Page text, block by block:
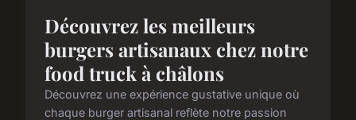
Découvrez les meilleurs
burgers artisanaux chez notre
food truck à châlons
Découvrez une expérience gustative unique où
chaque burger artisanal reflète notre passion